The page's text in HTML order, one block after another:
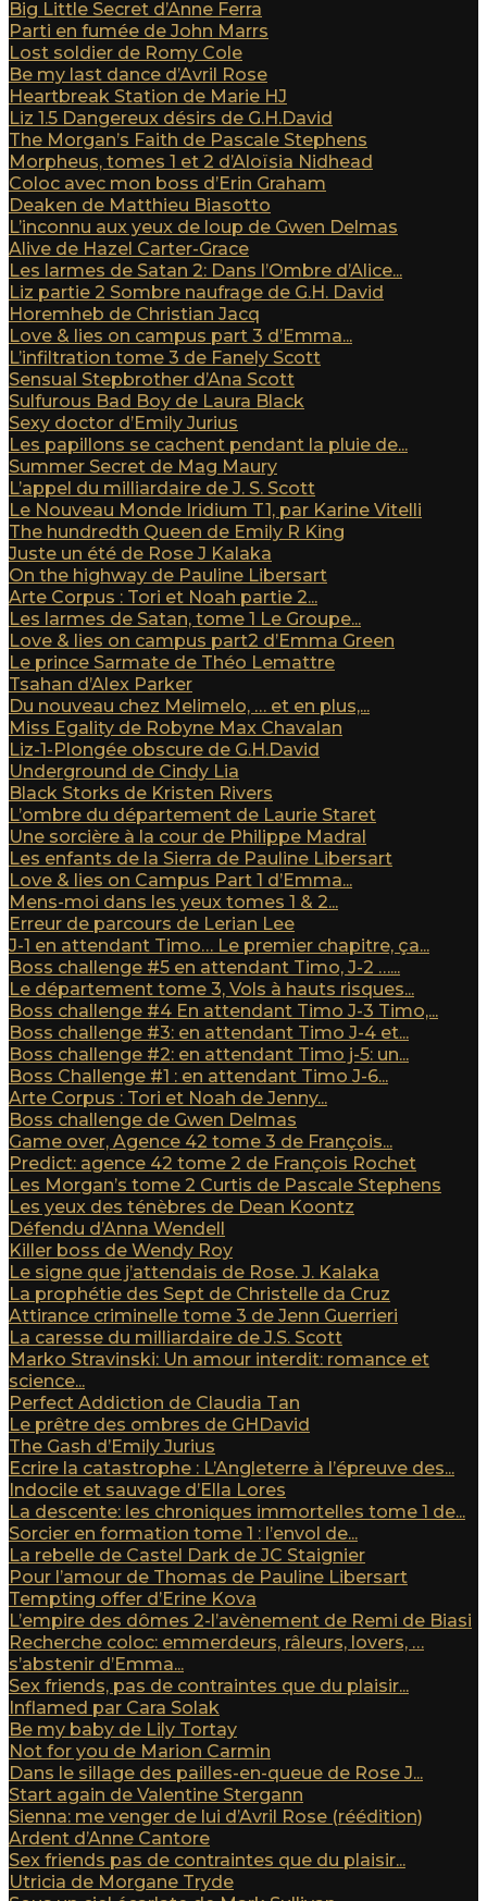
Big Little Secret d’Anne Ferra
Parti en fumée de John Marrs
Lost soldier de Romy Cole
Be my last dance d’Avril Rose
Heartbreak Station de Marie HJ
Liz 1.5 Dangereux désirs de G.H.David
The Morgan’s Faith de Pascale Stephens
Morpheus, tomes 1 et 2 d’Aloïsia Nidhead
Coloc avec mon boss d’Erin Graham
Deaken de Matthieu Biasotto
L’inconnu aux yeux de loup de Gwen Delmas
Alive de Hazel Carter-Grace
Les larmes de Satan 2: Dans l’Ombre d’Alice...
Liz partie 2 Sombre naufrage de G.H. David
Horemheb de Christian Jacq
Love & lies on campus part 3 d’Emma...
L’infiltration tome 3 de Fanely Scott
Sensual Stepbrother d’Ana Scott
Sulfurous Bad Boy de Laura Black
Sexy doctor d’Emily Jurius
Les papillons se cachent pendant la pluie de...
Summer Secret de Mag Maury
L’appel du milliardaire de J. S. Scott
Le Nouveau Monde Iridium T1, par Karine Vitelli
The hundredth Queen de Emily R King
Juste un été de Rose J Kalaka
On the highway de Pauline Libersart
Arte Corpus : Tori et Noah partie 2...
Les larmes de Satan, tome 1 Le Groupe...
Love & lies on campus part2 d’Emma Green
Le prince Sarmate de Théo Lemattre
Tsahan d’Alex Parker
Du nouveau chez Melimelo, … et en plus,...
Miss Egality de Robyne Max Chavalan
Liz-1-Plongée obscure de G.H.David
Underground de Cindy Lia
Black Storks de Kristen Rivers
L’ombre du département de Laurie Staret
Une sorcière à la cour de Philippe Madral
Les enfants de la Sierra de Pauline Libersart
Love & lies on Campus Part 1 d’Emma...
Mens-moi dans les yeux tomes 1 & 2...
Erreur de parcours de Lerian Lee
J-1 en attendant Timo… Le premier chapitre, ça...
Boss challenge #5 en attendant Timo, J-2 …...
Le département tome 3, Vols à hauts risques...
Boss challenge #4 En attendant Timo J-3 Timo,...
Boss challenge #3: en attendant Timo J-4 et...
Boss challenge #2: en attendant Timo j-5: un...
Boss Challenge #1 : en attendant Timo J-6...
Arte Corpus : Tori et Noah de Jenny...
Boss challenge de Gwen Delmas
Game over, Agence 42 tome 3 de François...
Predict: agence 42 tome 2 de François Rochet
Les Morgan’s tome 2 Curtis de Pascale Stephens
Les yeux des ténèbres de Dean Koontz
Défendu d’Anna Wendell
Killer boss de Wendy Roy
Le signe que j’attendais de Rose. J. Kalaka
La prophétie des Sept de Christelle da Cruz
Attirance criminelle tome 3 de Jenn Guerrieri
La caresse du milliardaire de J.S. Scott
Marko Stravinski: Un amour interdit: romance et
science...
Perfect Addiction de Claudia Tan
Le prêtre des ombres de GHDavid
The Gash d’Emily Jurius
Ecrire la catastrophe : L’Angleterre à l’épreuve des...
Indocile et sauvage d’Ella Lores
La descente: les chroniques immortelles tome 1 de...
Sorcier en formation tome 1 : l’envol de...
La rebelle de Castel Dark de JC Staignier
Pour l’amour de Thomas de Pauline Libersart
Tempting offer d’Erine Kova
L’empire des dômes 2-l’avènement de Remi de Biasi
Recherche coloc: emmerdeurs, râleurs, lovers, …
s’abstenir d’Emma...
Sex friends, pas de contraintes que du plaisir...
Inflamed par Cara Solak
Be my baby de Lily Tortay
Not for you de Marion Carmin
Dans le sillage des pailles-en-queue de Rose J...
Start again de Valentine Stergann
Sienna: me venger de lui d’Avril Rose (réédition)
Ardent d’Anne Cantore
Sex friends pas de contraintes que du plaisir...
Utricia de Morgane Tryde